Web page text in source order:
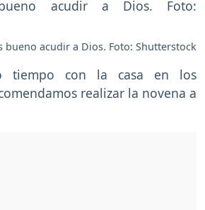
bueno acudir a Dios. Foto: Shutterstock
tiempo con la casa en los
realizar la novena a